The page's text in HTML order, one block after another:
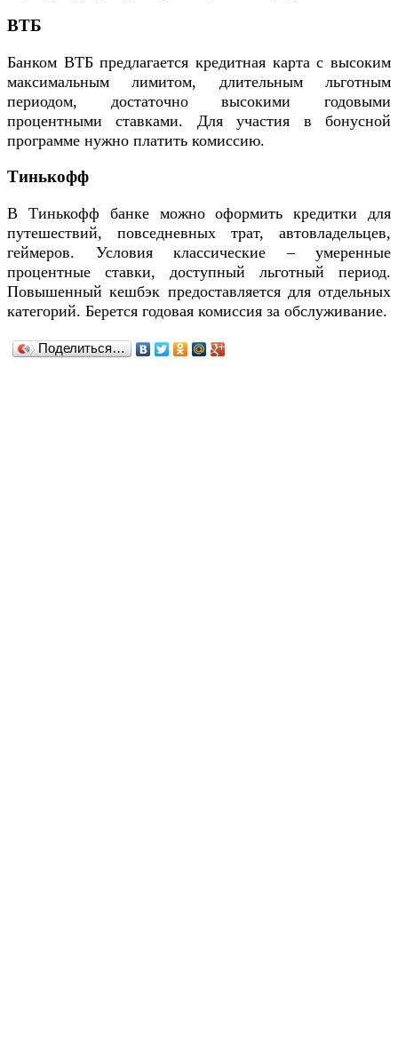
ВТБ
Банком ВТБ предлагается кредитная карта с высоким
максимальным лимитом, длительным льготным
периодом, достаточно высокими годовыми
процентными ставками. Для участия в бонусной
программе нужно платить комиссию.
Тинькофф
В Тинькофф банке можно оформить кредитки для
путешествий, повседневных трат, автовладельцев,
геймеров. Условия классические – умеренные
процентные ставки, доступный льготный период.
Повышенный кешбэк предоставляется для отдельных
категорий. Берется годовая комиссия за обслуживание.
Поделиться…